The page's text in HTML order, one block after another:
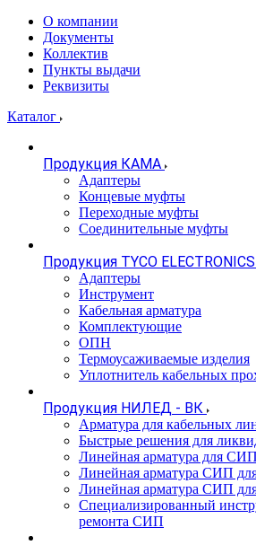
О компании
Документы
Коллектив
Пункты выдачи
Реквизиты
Каталог
Продукция КАМА
Адаптеры
Концевые муфты
Переходные муфты
Соединительные муфты
Продукция TYCO ELECTRONICS
Адаптеры
Инструмент
Кабельная арматура
Комплектующие
ОПН
Термоусаживаемые изделия
Уплотнитель кабельных
Продукция НИЛЕД - ВК
Арматура для кабельных
Быстрые решения для
Линейная арматура для
Линейная арматура СИП
Линейная арматура СИП
Специализированный
ремонта СИП